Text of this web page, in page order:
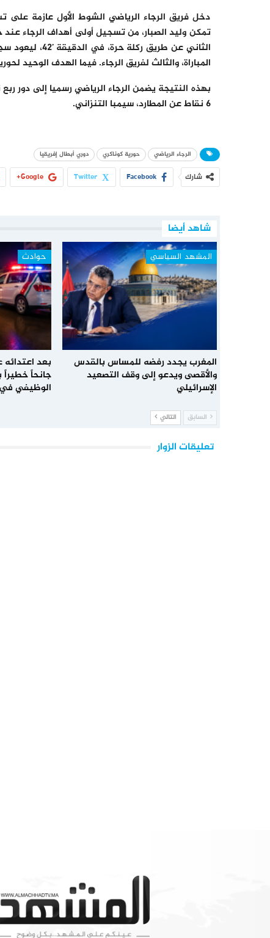
دخل فريق الرجاء الرياضي الشوط الأول عازمة على
الثاني عن
المباراة، والثالث لفريق الرجاء. فيما الهدف الوحيد
6 نقاط عن المطارد، سيمبا التنزاني.
الرجاء الرياضي حورية كوناكري دوري أبطال إفريقيا
شارك Facebook
Twitter
Google+
شاهد أيضا
المشهد السياسي
المغرب يجدد رفضه للمساس بالقدس
والأقصى ويدعو إلى وقف التصعيد
الإسرائيلي
حوادث
بعد
جانحاً
الوظيفي
السابق التالي
تعليقات الزوار